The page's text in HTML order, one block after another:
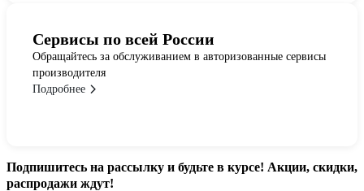
Сервисы по всей России
Обращайтесь за обслуживанием в авторизованные сервисы
производителя
Подробнее
Подпишитесь на рассылку и будьте в курсе! Акции, скидки,
распродажи ждут!